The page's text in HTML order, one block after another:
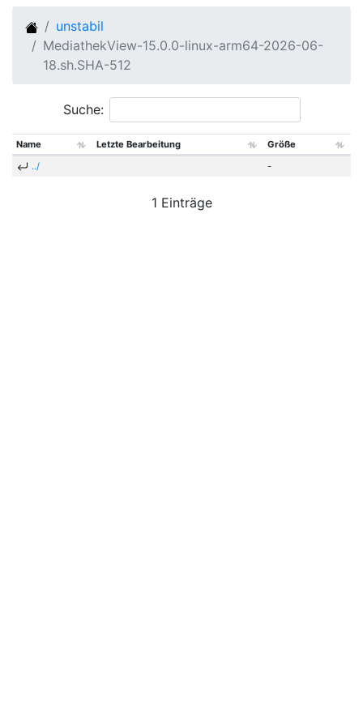
unstabil
MediathekView-15.0.0-linux-arm64-2026-06-
18.sh.SHA-512
Suche:
Name Letzte Bearbeitung
Größe
../
-
1 Einträge